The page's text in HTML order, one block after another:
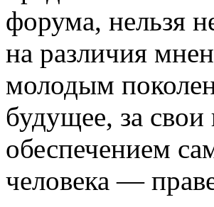
форума, нельзя
на различия
молодым
будущее, за свои
обеспечением
человека —